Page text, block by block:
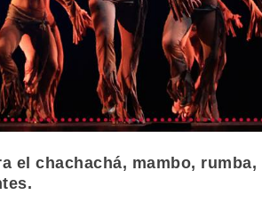
chachachá, mambo,